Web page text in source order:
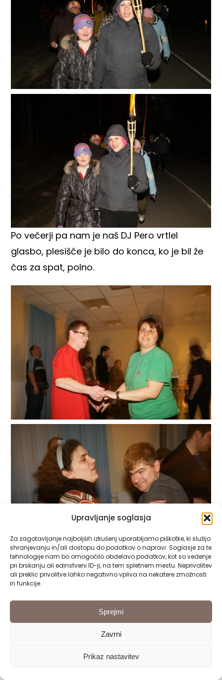
Upravljanje soglasja
Za zagotavljanje najboljših izkušenj uporabljamo piškotke, ki služijo
shranjevanju in/ali dostopu do podatkov o napravi. Soglasje za te
tehnologije nam bo omogočilo obdelavo podatkov, kot so vedenje
pri brskanju ali edinstveni ID-ji, na tem spletnem mestu. Neprivolitev
ali preklic privolitve lahko negativno vpliva na nekatere zmožnosti
in funkcije.
Sprejmi
Zavrni
Prikaz nastavitev
Po večerji pa nam je naš DJ Pero vrtlel
glasbo, plesišče je bilo do konca, ko je bil že
čas za spat, polno.